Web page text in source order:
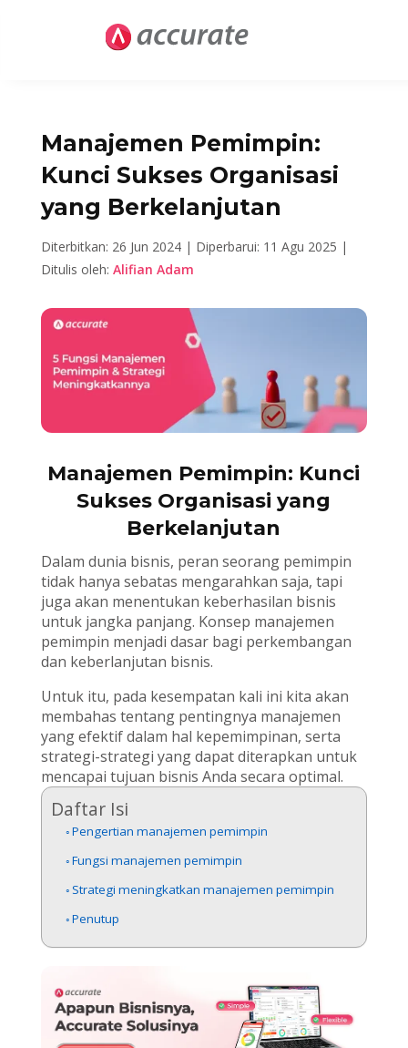
Manajemen Pemimpin:
Kunci Sukses Organisasi
yang Berkelanjutan
Diterbitkan: 26 Jun 2024 | Diperbarui: 11 Agu 2025 |
Ditulis oleh: Alifian Adam
Manajemen Pemimpin: Kunci
Sukses Organisasi yang
Berkelanjutan
Dalam dunia bisnis, peran seorang pemimpin
tidak hanya sebatas mengarahkan saja, tapi
juga akan menentukan keberhasilan bisnis
untuk jangka panjang. Konsep manajemen
pemimpin menjadi dasar bagi perkembangan
dan keberlanjutan bisnis.
Untuk itu, pada kesempatan kali ini kita akan
membahas tentang pentingnya manajemen
yang efektif dalam hal kepemimpinan, serta
strategi-strategi yang dapat diterapkan untuk
mencapai tujuan bisnis Anda secara optimal.
Daftar Isi
Pengertian manajemen pemimpin
Fungsi manajemen pemimpin
Strategi meningkatkan manajemen pemimpin
Penutup